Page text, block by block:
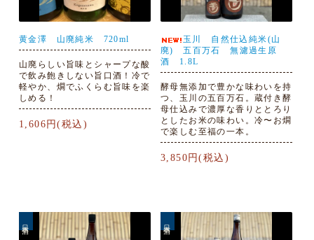
黄金澤 山廃純米 720ml
山廃らしい旨味とシャープな酸
で飲み飽きしない旨口酒！冷で
軽やか、燗でふくらむ旨味を楽
しめる！
1,606円(税込)
玉川 自然仕込純米(山
廃) 五百万石 無濾過生原
酒 1.8L
酵母無添加で豊かな味わいを持
つ、玉川の五百万石。蔵付き酵
母仕込みで濃厚な香りととろり
としたお米の味わい。冷〜お燗
で楽しむ至福の一本。
3,850円(税込)